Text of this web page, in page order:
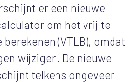
er een nieuwe
om het vrij te
(VTLB), omdat
wijzigen. De nieuwe
telkens ongeveer